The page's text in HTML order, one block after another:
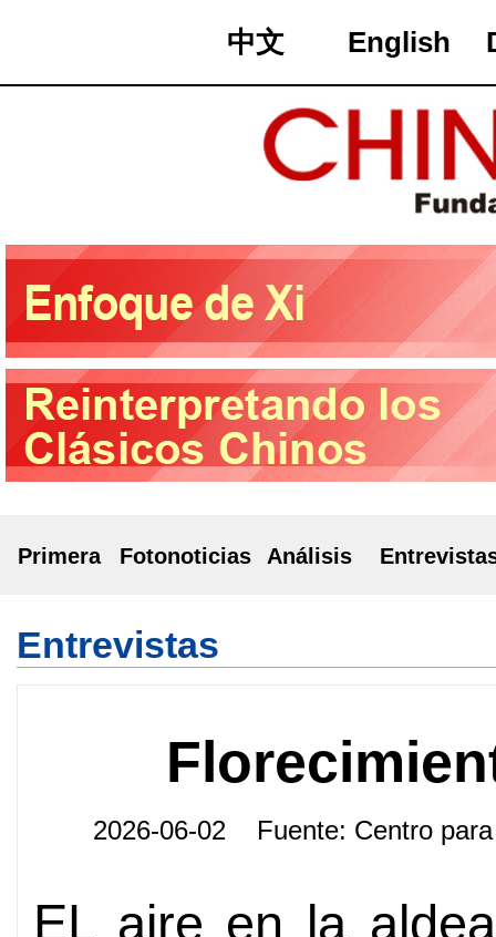
中文 English
Primera Fotonoticias Análisis
Entrevistas
2026-06-02 Fuente: Centro
EL aire en la